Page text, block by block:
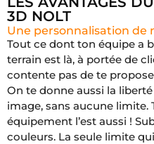
3D NOLT
Une personnalisation de
Tout ce dont ton équipe a
terrain est là, à portée de
contente pas de te
On te donne aussi la
image, sans aucune limite.
équipement l’est aussi !
couleurs. La seule limite